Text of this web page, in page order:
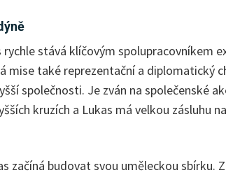
rychle stává klíčovým spolupracovníkem
mise také reprezentační a diplomatický
společnosti. Je zván na společenské
kruzích a Lukas má velkou zásluhu
začíná budovat svou uměleckou sbírku.